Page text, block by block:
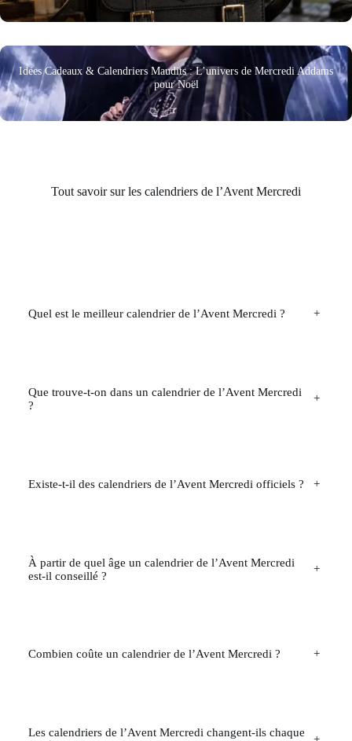
Idées Cadeaux & Calendriers Maudits : L’univers de Mercredi Addams
pour Noël
Tout savoir sur les calendriers de l’Avent Mercredi
Quel est le meilleur calendrier de l’Avent Mercredi ? +
Que trouve-t-on dans un calendrier de l’Avent Mercredi
?
+
Existe-t-il des calendriers de l’Avent Mercredi officiels ? +
À partir de quel âge un calendrier de l’Avent Mercredi
est-il conseillé ?
+
Combien coûte un calendrier de l’Avent Mercredi ? +
Les calendriers de l’Avent Mercredi changent-ils chaque